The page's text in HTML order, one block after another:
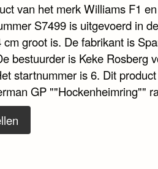
van het merk Williams F1
S7499 is uitgevoerd in
cm groot is. De fabrikant is
bestuurder is Keke Rosberg
startnummer is 6. Dit
GP ""Hockenheimring""